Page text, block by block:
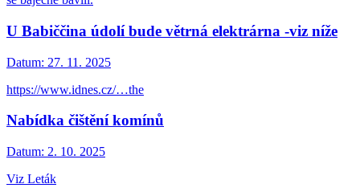
U Babiččina údolí bude větrná elektrárna -viz níže
Datum: 27. 11. 2025
https://www.idnes.cz/…the
Nabídka čištění komínů
Datum: 2. 10. 2025
Viz Leták